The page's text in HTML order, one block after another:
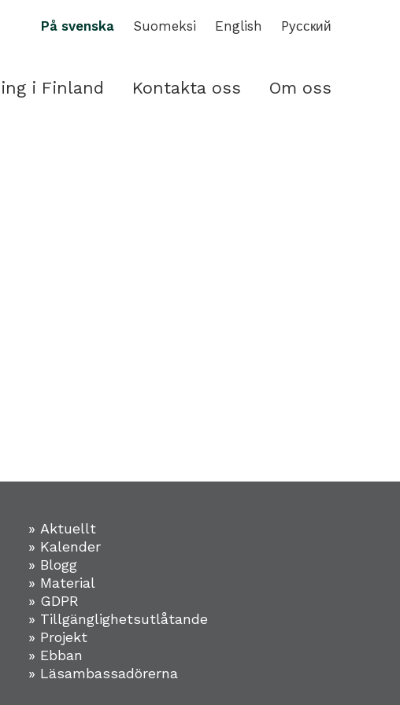
På svenska Suomeksi English Pусский
i Finland Kontakta oss Om oss
» Aktuellt
» Kalender
» Blogg
» Material
» GDPR
» Tillgänglighetsutlåtande
» Projekt
» Ebban
» Läsambassadörerna